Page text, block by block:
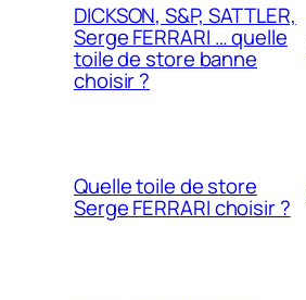
DICKSON, S&P, SATTLER,
Serge FERRARI … quelle
toile de store banne
choisir ?
Quelle toile de store
Serge FERRARI choisir ?